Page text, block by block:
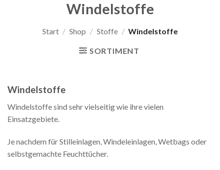
Windelstoffe
Start / Shop / Stoffe / Windelstoffe
SORTIMENT
Windelstoffe
Windelstoffe sind sehr vielseitig wie ihre vielen
Einsatzgebiete.
Je nachdem für Stilleinlagen, Windeleinlagen, Wetbags oder
selbstgemachte Feuchttücher.